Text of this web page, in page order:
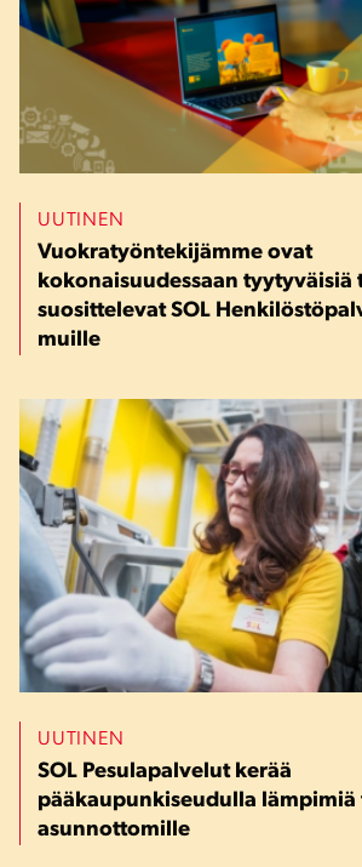
UUTINEN
Vuokratyöntekijämme ovat
kokonaisuudessaan tyytyväisiä
suosittelevat SOL
muille
UUTINEN
SOL Pesulapalvelut kerää
pääkaupunkiseudulla lämpimiä
asunnottomille